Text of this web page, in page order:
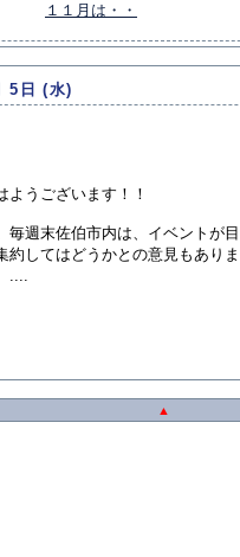
１１月は・・
5日 (水)
うございます！！
週末佐伯市内は、イベントが
約してはどうかとの意見もあり
....
▲